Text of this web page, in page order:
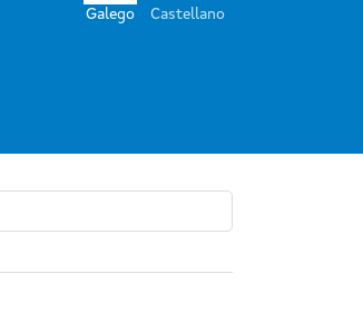
Galego Castellano